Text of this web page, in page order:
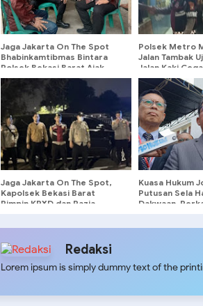
Jaga Jakarta On The Spot
Bhabinkamtibmas Bintara
Polsek Bekasi Barat Ajak
Warga Aktifkan Siskamling
untuk Cegah Tawuran
Polsek Metro
Jalan Tambak
Jalan Kaki
Kriminalitas
Jaga Jakarta On The Spot,
Kapolsek Bekasi Barat
Pimpin KRYD dan Razia
Kuasa Hukum
Putusan Sela
Dakwaan,
Redaksi
Lorem ipsum is simply dummy text of the